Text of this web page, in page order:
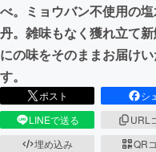
CAMPFIRE for
CAMPFIREふるさ
べ。ミョウバン不使用の
丹。雑味もなく獲れ立て新
にの味をそのままお届け
す。
ポスト
シ
LINEで送る
URL
埋め込み
QR